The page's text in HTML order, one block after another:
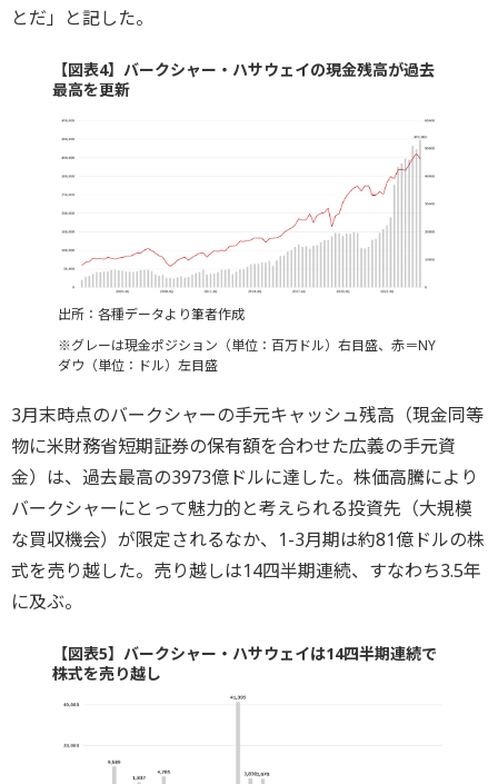
とだ」と記した。
【図表4】バークシャー・ハサウェイの現金残高が過去
最高を更新
出所：各種データより筆者作成
※グレーは現金ポジション（単位：百万ドル）右目盛、赤＝NY
ダウ（単位：ドル）左目盛
3月末時点のバークシャーの手元キャッシュ残高（現金同等
物に米財務省短期証券の保有額を合わせた広義の手元資
金）は、過去最高の3973億ドルに達した。株価高騰により
バークシャーにとって魅力的と考えられる投資先（大規模
な買収機会）が限定されるなか、1-3月期は約81億ドルの株
式を売り越した。売り越しは14四半期連続、すなわち3.5年
に及ぶ。
【図表5】バークシャー・ハサウェイは14四半期連続で
株式を売り越し